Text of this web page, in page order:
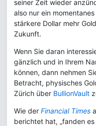
seiner Zeit wieder
also nur ein
stärkere Dollar mehr
Zukunft.
Wenn Sie daran
gänzlich und in Ihrem
können, dann nehmen
Betracht, physisches
Zürich über BullionVault
Wie der Financial Times
berichtet hat, „fanden